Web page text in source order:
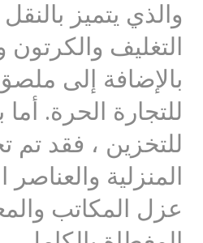
والذي يتميز
التغليف والكرتون
بالإضافة إلى
للتجارة الحرة. أما
للتخزين ، فقد تم
المنزلية
عزل المكاتب